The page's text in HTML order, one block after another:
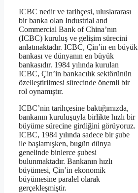
ICBC nedir ve tarihçesi, uluslararası
bir banka olan Industrial and
Commercial Bank of China’nın
(ICBC) kuruluş ve gelişim sürecini
anlatmaktadır. ICBC, Çin’in en büyük
bankası ve dünyanın en büyük
bankasıdır. 1984 yılında kurulan
ICBC, Çin’in bankacılık sektörünün
özelleştirilmesi sürecinde önemli bir
rol oynamıştır.
ICBC’nin tarihçesine baktığımızda,
bankanın kuruluşuyla birlikte hızlı bir
büyüme sürecine girdiğini görüyoruz.
ICBC, 1984 yılında sadece bir şube
ile başlamışken, bugün dünya
genelinde binlerce şubesi
bulunmaktadır. Bankanın hızlı
büyümesi, Çin’in ekonomik
büyümesine paralel olarak
gerçekleşmiştir.